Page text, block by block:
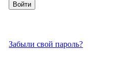
Забыли свой пароль?